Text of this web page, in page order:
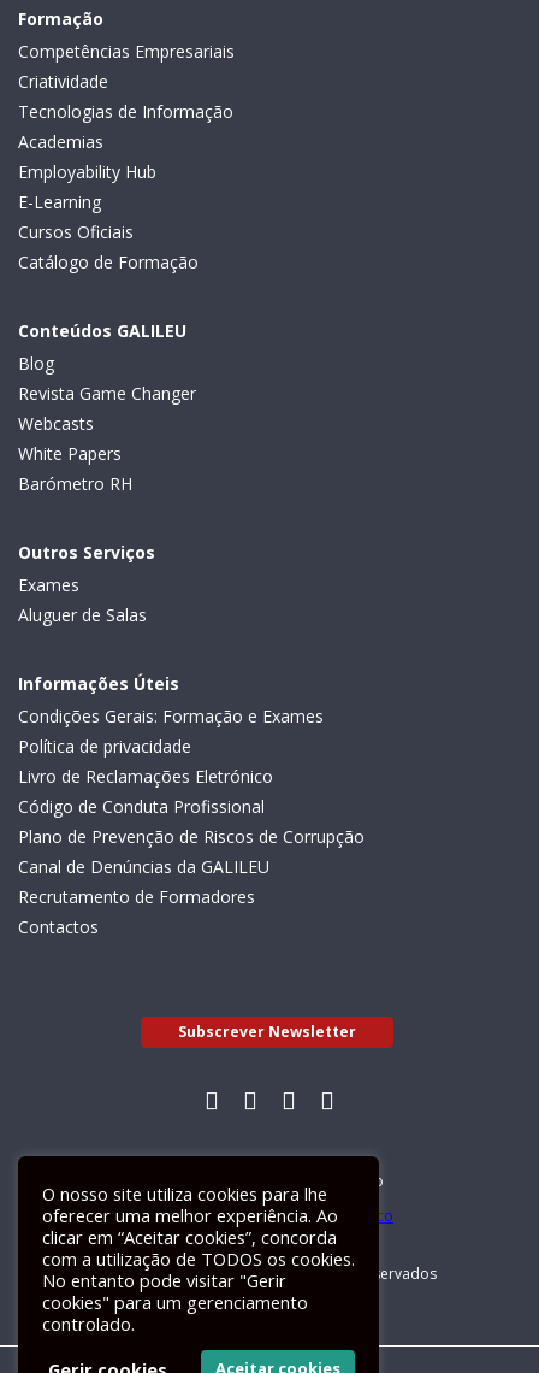
Formação
Competências Empresariais
Criatividade
Tecnologias de Informação
Academias
Employability Hub
E-Learning
Cursos Oficiais
Catálogo de Formação
Conteúdos GALILEU
Blog
Revista Game Changer
Webcasts
White Papers
Barómetro RH
Outros Serviços
Exames
Aluguer de Salas
Informações Úteis
Condições Gerais: Formação e Exames
Política de privacidade
Livro de Reclamações Eletrónico
Código de Conduta Profissional
Plano de Prevenção de Riscos de Corrupção
Canal de Denúncias da GALILEU
Recrutamento de Formadores
Contactos
Subscrever Newsletter
Livro de Reclamações Electrónico
GALILEU 2026 © Todos os direitos reservados
O nosso site utiliza cookies para lhe
oferecer uma melhor experiência. Ao
clicar em “Aceitar cookies”, concorda
com a utilização de TODOS os cookies.
No entanto pode visitar "Gerir
cookies" para um gerenciamento
controlado.
Aceitar cookies